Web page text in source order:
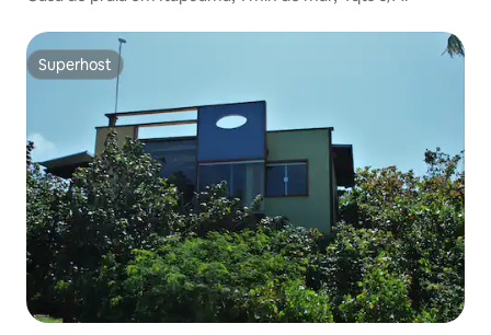
Superhost
Superhost